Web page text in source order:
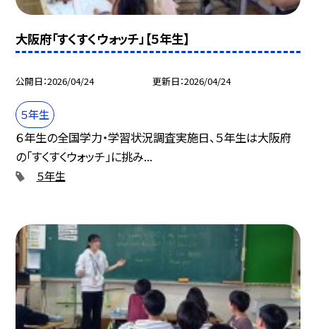
大阪府「すくすくウォッチ」【５年生】
公開日 2026/04/24 更新日 2026/04/24
５年生
６年生の全国学力・学習状況調査実施日、５年生は大阪府
の「すくすくウォッチ」に挑み...
５年生